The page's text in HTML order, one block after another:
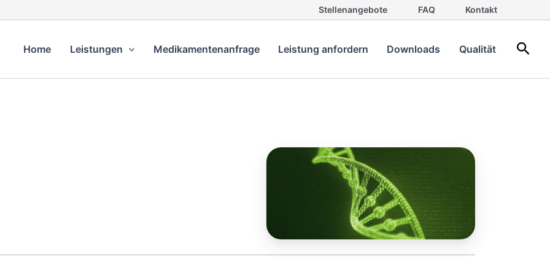
Stellenangebote FAQ Kontakt
Home Leistungen Medikamentenanfrage Leistung anfordern Downloads Qualität